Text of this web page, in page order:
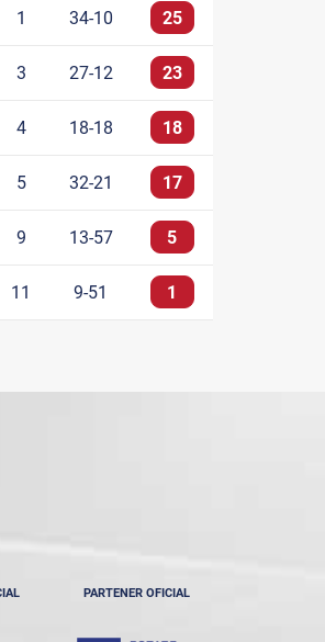
1 34-10 25
3 27-12 23
4 18-18 18
5 32-21 17
9 13-57 5
11 9-51 1
PARTENER OFICIAL